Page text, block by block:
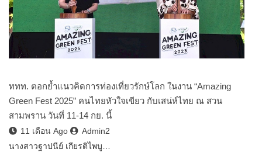
ททท. ตอกย้ำแนวคิดการท่องเที่ยวรักษ์โลก ในงาน “Amazing
Green Fest 2025” คนไทยหัวใจเขียว กับเสน่ห์ไทย ณ สวน
สามพราน วันที่ 11-14 กย. นี้
11 เดือน Ago
Admin2
นางสาวฐาปนีย์ เกียรติไพบู…